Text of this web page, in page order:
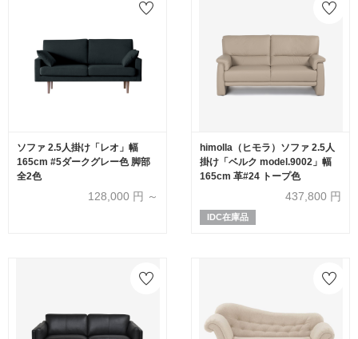
ソファ 2.5人掛け「レオ」幅
165cm #5ダークグレー色 脚部
全2色
128,000 円 ～
himolla（ヒモラ）ソファ 2.5人
掛け「ベルク model.9002」幅
165cm 革#24 トープ色
437,800 円
IDC在庫品